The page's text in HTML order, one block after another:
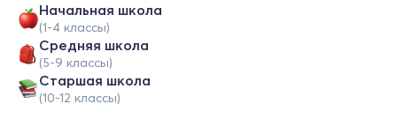
Начальная школа
(1-4 классы)
Средняя школа
(5-9 классы)
Cтаршая школа
(10-12 классы)